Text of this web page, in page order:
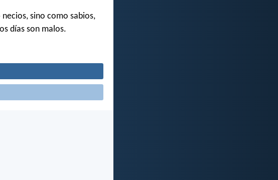
sino como sabios,
días son malos.